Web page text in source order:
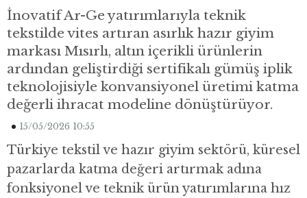
İnovatif Ar-Ge yatırımlarıyla teknik
tekstilde vites artıran asırlık hazır giyim
markası Mısırlı, altın içerikli ürünlerin
ardından geliştirdiği sertifikalı gümüş iplik
teknolojisiyle konvansiyonel üretimi katma
değerli ihracat modeline dönüştürüyor.
15/05/2026 10:55
Türkiye tekstil ve hazır giyim sektörü, küresel
pazarlarda katma değeri artırmak adına
fonksiyonel ve teknik ürün yatırımlarına hız